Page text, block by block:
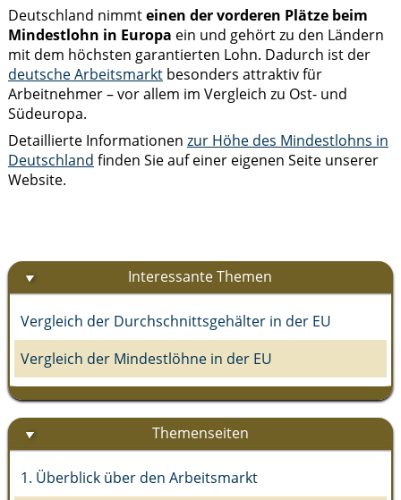
Deutschland nimmteinen der vorderen Plätze beim
Mindestlohn in Europa ein und gehört zu den Ländern
mit dem höchsten garantierten Lohn. Dadurch ist der
deutsche Arbeitsmarktbesonders attraktiv für
Arbeitnehmer – vor allem im Vergleich zu Ost- und
Südeuropa.
Detaillierte Informationen zur Höhe des Mindestlohns in
Deutschland finden Sie auf einer eigenen Seite unserer
Website.
Interessante Themen
Vergleich der Durchschnittsgehälter in der EU
Vergleich der Mindestlöhne in der EU
Themenseiten
1. Überblick über den Arbeitsmarkt